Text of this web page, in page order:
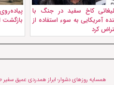
کاخ سفید در جنگ با
آمریکایی به سوء استفاده از
کرد
بازگشت
همسایه روزهای دشوار؛ ابراز همدردی عمیق سفیر